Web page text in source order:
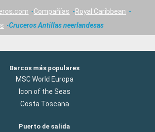
Compañías
Royal Caribbean
Cruceros Antillas neerlandesas
Barcos más populares
MSC World Europa
Icon of the Seas
Costa Toscana
Puerto de salida